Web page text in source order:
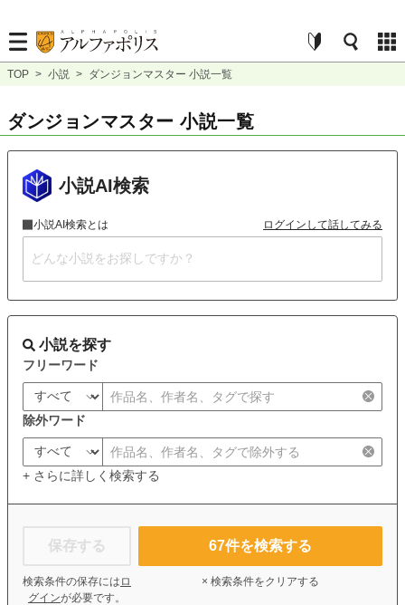
TOP > 小説 > ダンジョンマスター 小説一覧
ダンジョンマスター 小説一覧
小説AI検索
小説AI検索とは ログインして話してみる
小説を探す
フリーワード
除外ワード
+ さらに詳しく検索する
保存する
検索条件の保存には ロ
グインが必要です。
67件を検索する
× 検索条件をクリアする